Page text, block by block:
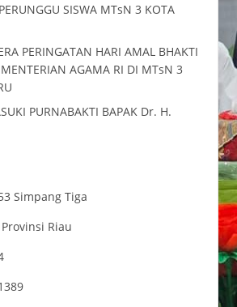
SISWA MTsN 3 KOTA
PERINGATAN HARI AMAL BHAKTI
AGAMA RI DI MTsN 3
PURNABAKTI BAPAK Dr. H.
Simpang Tiga
Riau